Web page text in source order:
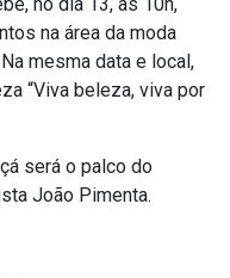
na área da moda
mesma data e local,
“Viva beleza, viva por
será o palco do
João Pimenta.